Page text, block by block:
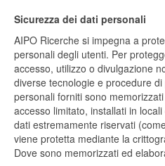
Sicurezza dei dati personali
AIPO Ricerche si impegna a
personali degli utenti. Per
accesso, utilizzo o divulgazione
diverse tecnologie e procedure
personali forniti sono
accesso limitato, installati in
dati estremamente riservati
viene protetta mediante la
Dove sono memorizzati ed